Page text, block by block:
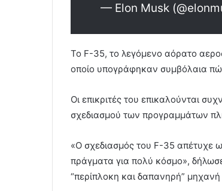
— Elon Musk
Το F-35, το λεγόμενο αόρατο
οποίο υπογράφηκαν συμβόλαια
Οι επικριτές του επικαλούνται
σχεδιασμού των προγραμμάτων
«Ο σχεδιασμός του F-35 απέτυχε
πράγματα για πολύ κόσμο»,
“περίπλοκη και δαπανηρή” μηχανή